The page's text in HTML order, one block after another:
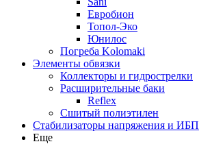
Евробион
Топол-Эко
Юнилос
Погреба Kolomaki
Элементы обвязки
Коллекторы и гидрострелки
Расширительные баки
Reflex
Сшитый полиэтилен
Стабилизаторы напряжения и ИБП
Еще